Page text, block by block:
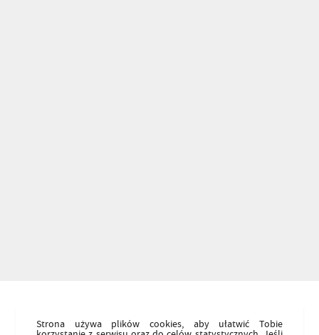
Strona używa plików cookies, aby ułatwić Tobie